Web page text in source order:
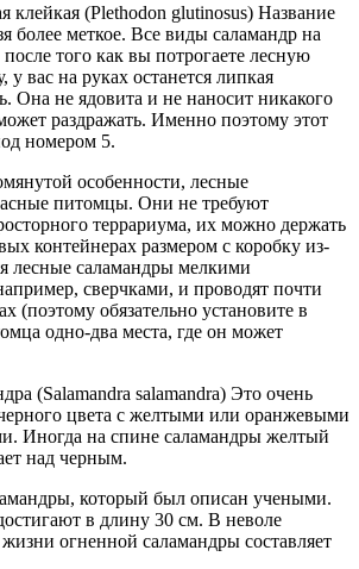
клейкая (Plethodon glutinosus) Название
более меткое. Все виды саламандр на
того как вы потрогаете лесную
у вас на руках останется липкая
Она не ядовита и не наносит никакого
раздражать. Именно поэтому этот
номером 5.
особенности, лесные
питомцы. Они не требуют
террариума, их можно держать
контейнерах размером с коробку из-
лесные саламандры мелкими
сверчками, и проводят почти
(поэтому обязательно установите в
одно-два места, где он может
(Salamandra salamandra) Это очень
цвета с желтыми или оранжевыми
Иногда на спине саламандры желтый
над черным.
который был описан учеными.
в длину 30 см. В неволе
огненной саламандры составляет